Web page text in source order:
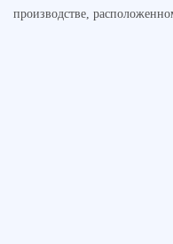
производстве,